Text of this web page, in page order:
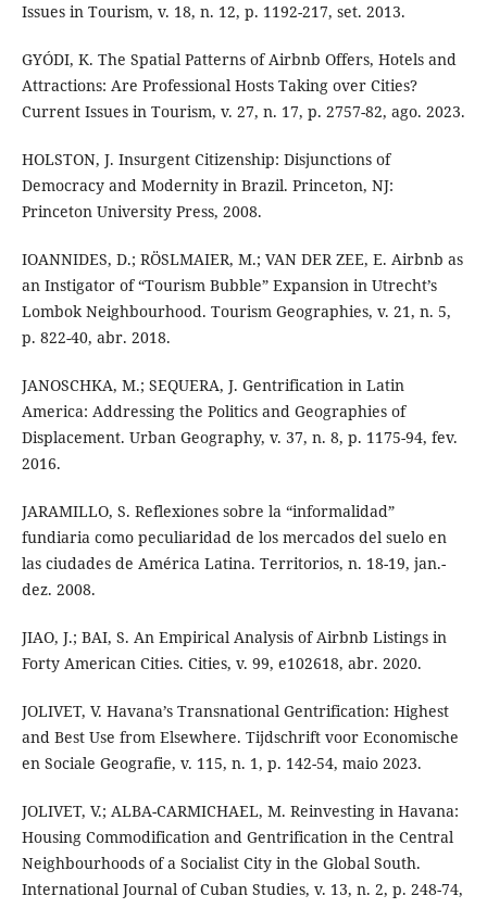
Issues in Tourism, v. 18, n. 12, p. 1192-217, set. 2013.
GYÓDI, K. The Spatial Patterns of Airbnb Offers, Hotels and
Attractions: Are Professional Hosts Taking over Cities?
Current Issues in Tourism, v. 27, n. 17, p. 2757-82, ago. 2023.
HOLSTON, J. Insurgent Citizenship: Disjunctions of
Democracy and Modernity in Brazil. Princeton, NJ:
Princeton University Press, 2008.
IOANNIDES, D.; RÖSLMAIER, M.; VAN DER ZEE, E. Airbnb as
an Instigator of “Tourism Bubble” Expansion in Utrecht’s
Lombok Neighbourhood. Tourism Geographies, v. 21, n. 5,
p. 822-40, abr. 2018.
JANOSCHKA, M.; SEQUERA, J. Gentrification in Latin
America: Addressing the Politics and Geographies of
Displacement. Urban Geography, v. 37, n. 8, p. 1175-94, fev.
2016.
JARAMILLO, S. Reflexiones sobre la “informalidad”
fundiaria como peculiaridad de los mercados del suelo en
las ciudades de América Latina. Territorios, n. 18-19, jan.-
dez. 2008.
JIAO, J.; BAI, S. An Empirical Analysis of Airbnb Listings in
Forty American Cities. Cities, v. 99, e102618, abr. 2020.
JOLIVET, V. Havana’s Transnational Gentrification: Highest
and Best Use from Elsewhere. Tijdschrift voor Economische
en Sociale Geografie, v. 115, n. 1, p. 142-54, maio 2023.
JOLIVET, V.; ALBA-CARMICHAEL, M. Reinvesting in Havana:
Housing Commodification and Gentrification in the Central
Neighbourhoods of a Socialist City in the Global South.
International Journal of Cuban Studies, v. 13, n. 2, p. 248-74,